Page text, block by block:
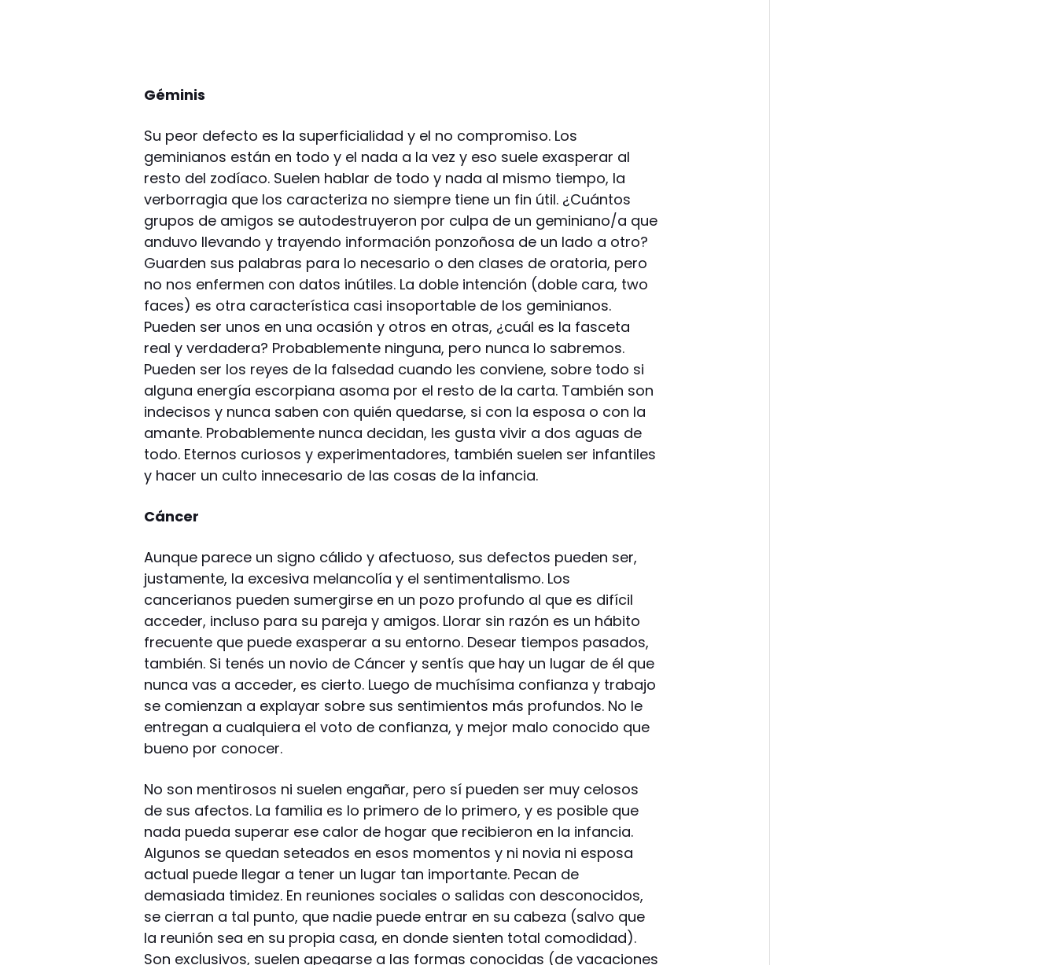
Géminis
Su peor defecto es la superficialidad y el no compromiso. Los
geminianos están en todo y el nada a la vez y eso suele exasperar al
resto del zodíaco. Suelen hablar de todo y nada al mismo tiempo, la
verborragia que los caracteriza no siempre tiene un fin útil. ¿Cuántos
grupos de amigos se autodestruyeron por culpa de un geminiano/a que
anduvo llevando y trayendo información ponzoñosa de un lado a otro?
Guarden sus palabras para lo necesario o den clases de oratoria, pero
no nos enfermen con datos inútiles. La doble intención (doble cara, two
faces) es otra característica casi insoportable de los geminianos.
Pueden ser unos en una ocasión y otros en otras, ¿cuál es la fasceta
real y verdadera? Probablemente ninguna, pero nunca lo sabremos.
Pueden ser los reyes de la falsedad cuando les conviene, sobre todo si
alguna energía escorpiana asoma por el resto de la carta. También son
indecisos y nunca saben con quién quedarse, si con la esposa o con la
amante. Probablemente nunca decidan, les gusta vivir a dos aguas de
todo. Eternos curiosos y experimentadores, también suelen ser infantiles
y hacer un culto innecesario de las cosas de la infancia.
Cáncer
Aunque parece un signo cálido y afectuoso, sus defectos pueden ser,
justamente, la excesiva melancolía y el sentimentalismo. Los
cancerianos pueden sumergirse en un pozo profundo al que es difícil
acceder, incluso para su pareja y amigos. Llorar sin razón es un hábito
frecuente que puede exasperar a su entorno. Desear tiempos pasados,
también. Si tenés un novio de Cáncer y sentís que hay un lugar de él que
nunca vas a acceder, es cierto. Luego de muchísima confianza y trabajo
se comienzan a explayar sobre sus sentimientos más profundos. No le
entregan a cualquiera el voto de confianza, y mejor malo conocido que
bueno por conocer.
No son mentirosos ni suelen engañar, pero sí pueden ser muy celosos
de sus afectos. La familia es lo primero de lo primero, y es posible que
nada pueda superar ese calor de hogar que recibieron en la infancia.
Algunos se quedan seteados en esos momentos y ni novia ni esposa
actual puede llegar a tener un lugar tan importante. Pecan de
demasiada timidez. En reuniones sociales o salidas con desconocidos,
se cierran a tal punto, que nadie puede entrar en su cabeza (salvo que
la reunión sea en su propia casa, en donde sienten total comodidad).
Son exclusivos, suelen apegarse a las formas conocidas (de vacaciones